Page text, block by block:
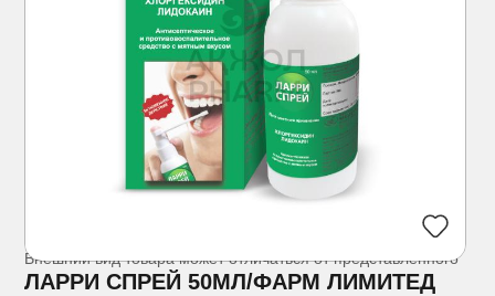
Внешний вид товара может отличаться от представленного
ЛАРРИ СПРЕЙ 50МЛ/ФАРМ ЛИМИТЕД